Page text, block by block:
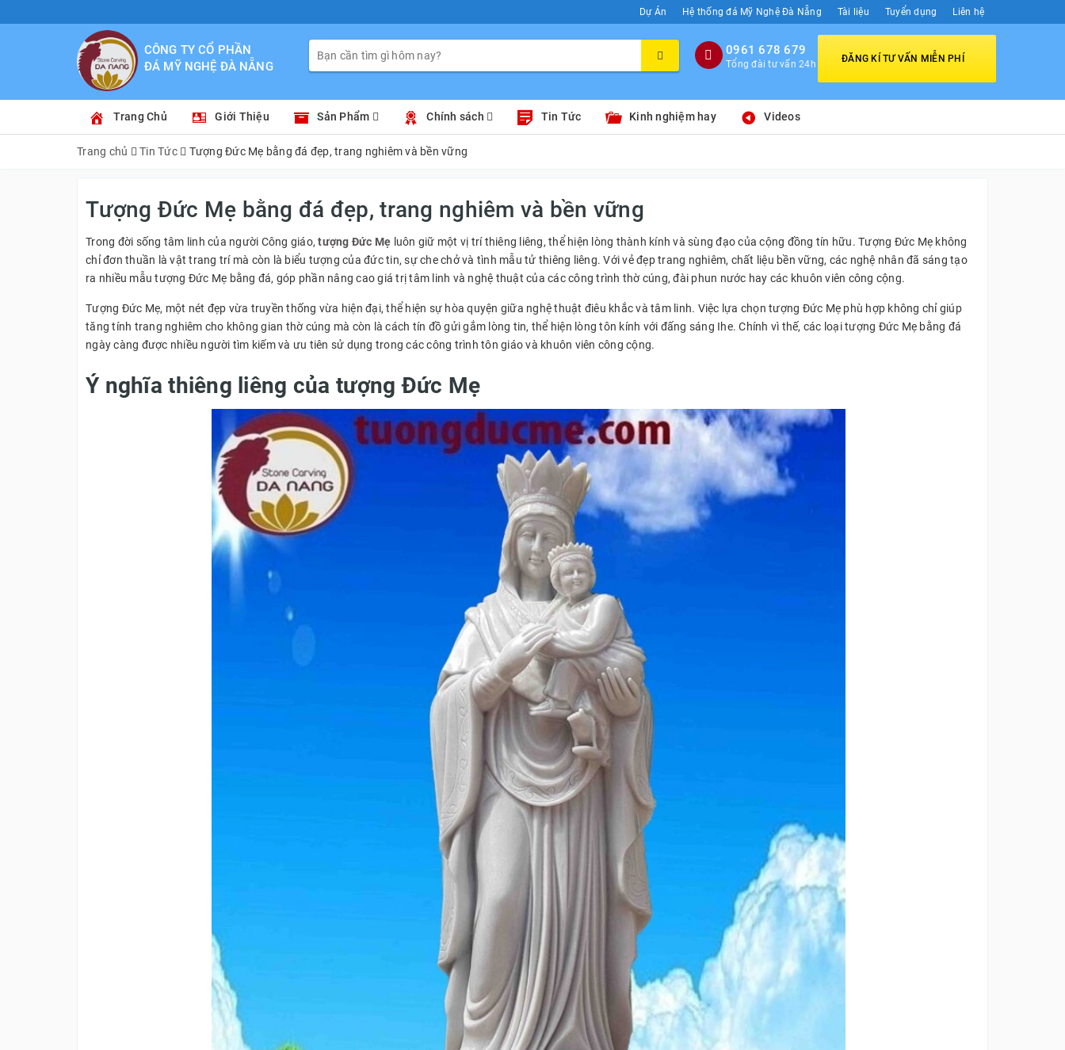
Dự Án Hệ thống đá Mỹ Nghệ Đà Nẵng Tài liệu Tuyển dụng Liên hệ
CÔNG TY CỔ PHẦN
ĐÁ MỸ NGHỆ ĐÀ NẴNG
0961 678 679
Tổng đài tư vấn 24h ĐĂNG KÍ TƯ VẤN MIỄN PHÍ
Trang Chủ Giới Thiệu Sản Phẩm Chính sách Tin Tức Kinh nghiệm hay Videos
Trang chủ Tin Tức Tượng Đức Mẹ bằng đá đẹp, trang nghiêm và bền vững
Tượng Đức Mẹ bằng đá đẹp, trang nghiêm và bền vững
Trong đời sống tâm linh của người Công giáo,tượng Đức Mẹ luôn giữ một vị trí thiêng liêng, thể hiện lòng thành kính và sùng đạo của cộng đồng tín hữu. Tượng Đức Mẹ không
chỉ đơn thuần là vật trang trí mà còn là biểu tượng của đức tin, sự che chở và tình mẫu tử thiêng liêng. Với vẻ đẹp trang nghiêm, chất liệu bền vững, các nghệ nhân đã sáng tạo
ra nhiều mẫu tượng Đức Mẹ bằng đá, góp phần nâng cao giá trị tâm linh và nghệ thuật của các công trình thờ cúng, đài phun nước hay các khuôn viên công cộng.
Tượng Đức Mẹ, một nét đẹp vừa truyền thống vừa hiện đại, thể hiện sự hòa quyện giữa nghệ thuật điêu khắc và tâm linh. Việc lựa chọn tượng Đức Mẹ phù hợp không chỉ giúp
tăng tính trang nghiêm cho không gian thờ cúng mà còn là cách tín đồ gửi gắm lòng tin, thể hiện lòng tôn kính với đấng sáng Ihe. Chính vì thế, các loại tượng Đức Mẹ bằng đá
ngày càng được nhiều người tìm kiếm và ưu tiên sử dụng trong các công trình tôn giáo và khuôn viên công cộng.
Ý nghĩa thiêng liêng của tượng Đức Mẹ